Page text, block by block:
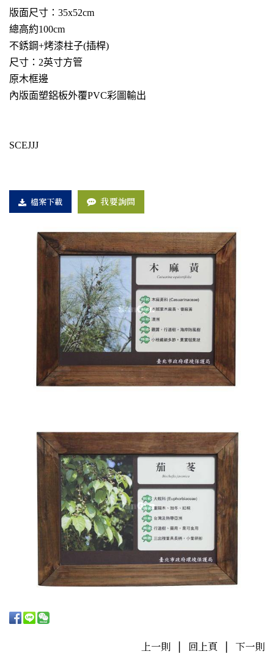
版面尺寸：35x52cm
總高約100cm
不銹鋼+烤漆柱子(插桿)
尺寸：2英寸方管
原木框邊
內版面塑鋁板外覆PVC彩圖輸出
SCEJJJ
檔案下載 我要詢問
上一則 | 回上頁 | 下一則